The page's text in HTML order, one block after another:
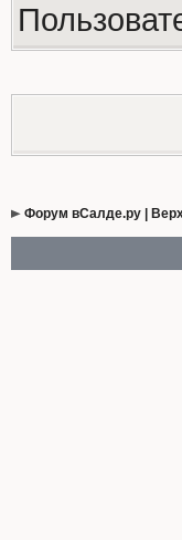
Форум вСалде.ру |